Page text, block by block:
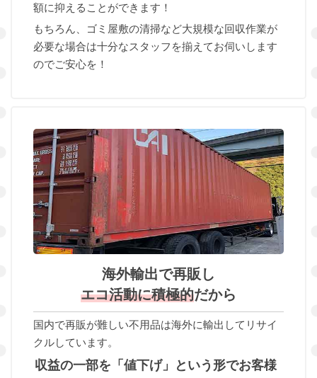
額に抑えることができます！
もちろん、ゴミ屋敷の清掃など大規模な回収作業が
必要な場合は十分なスタッフを揃えてお伺いします
のでご安心を！
海外輸出で再販し
エコ活動に積極的だから
国内で再販が難しい不用品は海外に輸出してリサイ
クルしています。
収益の一部を「値下げ」という形でお客様